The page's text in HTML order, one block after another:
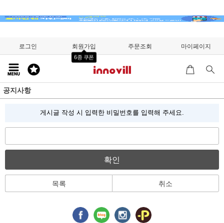
로그인 회원가입
6종 쿠폰
주문조회 마이페이지
공지사항
게시글 작성 시 입력한 비밀번호를 입력해 주세요.
확인
목록 취소